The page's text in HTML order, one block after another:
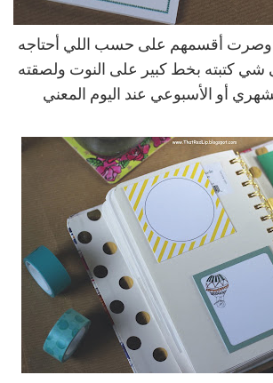
وصرت أقسمهم على حسب اللي أحتاجه
شي كتبته بخط كبير على النوت ولصقته
أو الأسبوعي عند اليوم المعني